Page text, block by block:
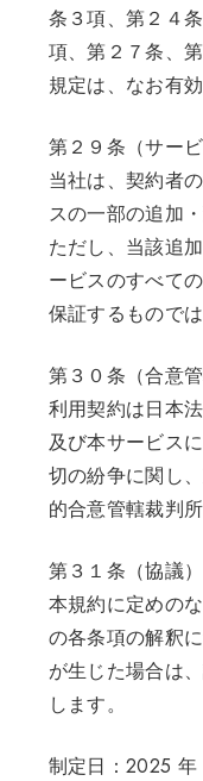
条３項、第２４
項、第２７条、
規定は、なお有
第２９条（サー
当社は、契約者
スの一部の追加
ただし、当該追
ービスのすべて
保証するものでは
第３０条（合意管
利用契約は日本
及び本サービス
切の紛争に関し
的合意管轄裁判所
第３１条（協議）
本規約に定めの
の各条項の解釈
が生じた場合は
します。
制定日：2025 年